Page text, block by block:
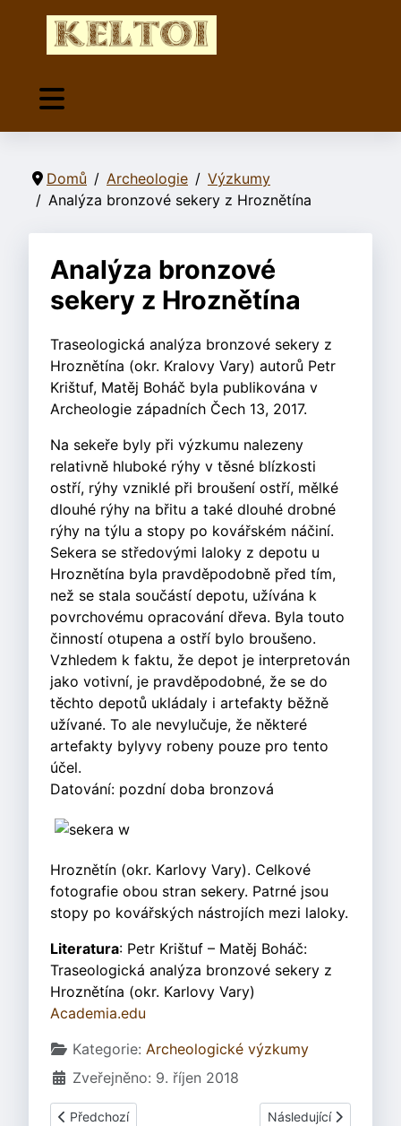
Domů Archeologie
Výzkumy
Analýza bronzové sekery z Hroznětína
Analýza bronzové
sekery z Hroznětína
Traseologická analýza bronzové sekery z
Hroznětína (okr. Kralovy Vary) autorů Petr
Krištuf, Matěj Boháč byla publikována v
Archeologie západních Čech 13, 2017.
Na sekeře byly při výzkumu nalezeny
relativně hluboké rýhy v těsné blízkosti
ostří, rýhy vzniklé při broušení ostří, mělké
dlouhé rýhy na břitu a také dlouhé drobné
rýhy na týlu a stopy po kovářském náčiní.
Sekera se středovými laloky z depotu u
Hroznětína byla pravděpodobně před tím,
než se stala součástí depotu, užívána k
povrchovému opracování dřeva. Byla touto
činností otupena a ostří bylo broušeno.
Vzhledem k faktu, že depot je interpretován
jako votivní, je pravděpodobné, že se do
těchto depotů ukládaly i artefakty běžně
užívané. To ale nevylučuje, že některé
artefakty bylyvy robeny pouze pro tento
účel.
Datování: pozdní doba bronzová
Hroznětín (okr. Karlovy Vary). Celkové
fotografie obou stran sekery. Patrné jsou
stopy po kovářských nástrojích mezi laloky.
Literatura: Petr Krištuf – Matěj Boháč:
Traseologická analýza bronzové sekery z
Hroznětína (okr. Karlovy Vary)
Academia.edu
Základní údaje
Kategorie: Archeologické výzkumy
Zveřejněno: 9. říjen 2018
Předchozí článek: Revizní výzkum v Býčí skále
Předchozí Další článek: Lesy
Následující